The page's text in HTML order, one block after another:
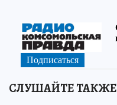
СЛУШАЙТЕ ТАКЖЕ